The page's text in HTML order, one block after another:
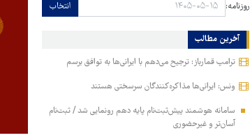
روزنامه: انتخاب
آخرین مطالب
ترامپ قمارباز: ترجیح می‌دهم با ایرانی‌ها به توافق برسم
ونس: ایرانی‌ها مذاکره‌کنندگان سرسختی هستند
سامانه هوشمند پیش‌ثبت‌نام پایه دهم رونمایی شد / ثبت‌نام
آسان‌تر و غیرحضوری